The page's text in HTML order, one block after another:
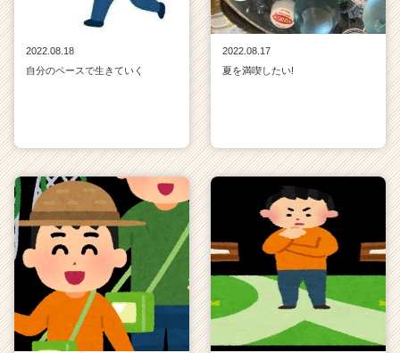
2022.08.18
自分のペースで生きていく
2022.08.17
夏を満喫したい!